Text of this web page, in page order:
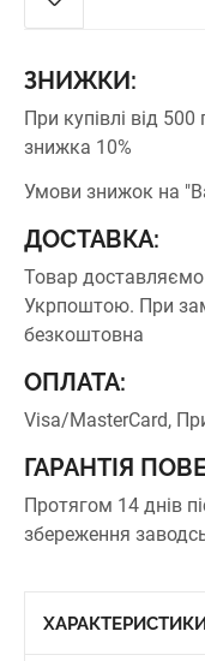
ЗНИЖКИ:
При купівлі від
знижка 10%
Умови знижок на
ДОСТАВКА:
Товар
Укрпоштою. При
безкоштовна
ОПЛАТА:
Visa/MasterCard,
ГАРАНТІЯ
Протягом 14 днів
збереження